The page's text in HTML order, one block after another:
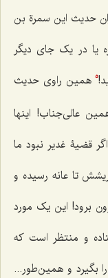
حدیث این سمرة بن
یا در یک جای دیگر
5همین راوی حدیث
عالی‌جناب! اینها
قضیۀ غدیر نبود ما
تا عانه رسیده و
برود! این یک مورد
و منتظر است که
بگیرد و همین‌طور...